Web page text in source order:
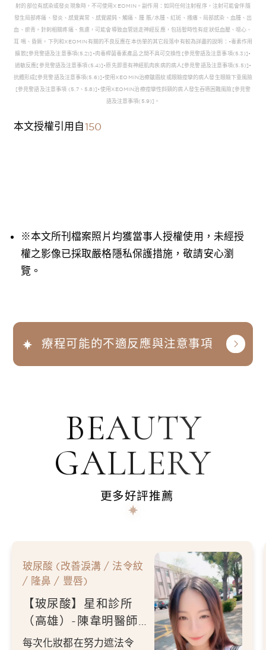
射的部位有感染或發炎現象時，不可使用XEOMIN。副作用：如同任何注射程序，注射可能會伴隨
發生局部疼痛、發炎、感覺異常、感覺遲鈍、觸痛、腫 脹/水腫、紅斑、搔癢、局部感染、血腫、出
血、瘀青。針刺相關疼痛、焦慮，可能會導致血管迷走神經反應，包括暫時性有症狀低血壓、噁心、
耳 鳴、昏厥。下列和XEOMIN有關的不良反應在本仿單的其它段落中有較為詳盡的說明：•毒素作用
擴散[參見警語及注意事項(5.2)]•肉毒桿菌毒素產品之間不具可交換性[參見警語及注意事項(5.3)]•
過敏反應[參見警語及注意事項(5.4)]•原先即患有神經肌肉疾病的病人[參見警語及注意事項(5.5)]•
抗體形成[參見警語及注意事項(5.6)]•使用XEOMIN治療皺眉紋或眼瞼痙攣的病人發生眼瞼下垂風險
[參見警語及注意事項 (5.7、5.8)]•使用XEOMIN治療痙攣性斜頸的病人發生吞嚥困難風險[參見警
語及注意事項(5.9)]。
本文授權引用自150
※本文所刊檔案照片均獲當事人授權使用，未經授
權之影像已採取嚴格隱私保護措施，敬請安心瀏
覽。
療程可能的不適反應與注意事項
BEAUTY
GALLERY
更多好評推薦
玻尿酸 (改善淚溝 / 法令紋
/ 隆鼻 / 豐唇)
【玻尿酸】星和診所
（高雄）-陳韋明醫師-
每次化妝的時候 只要
每次化妝都在努力遮法令